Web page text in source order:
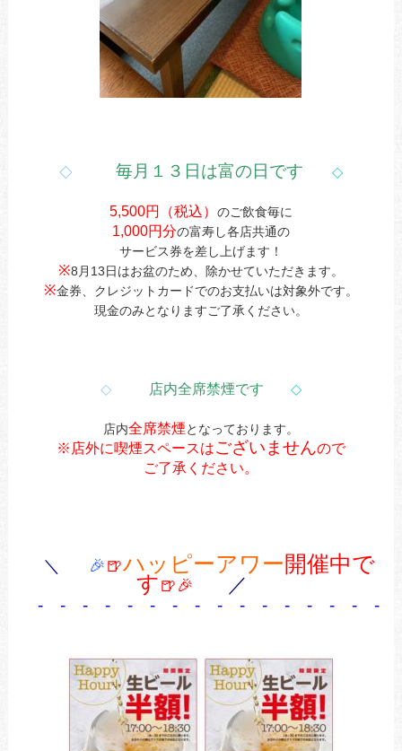
◇ 毎月１３日は富の日です ◇
5,500円（税込） のご飲食毎に
1,000円分の富寿し各店共通の
サービス券を差し上げます！
※8月13日はお盆のため、除かせていただきます。
※金券、クレジットカードでのお支払いは対象外です。
現金のみとなりますご了承ください。
◇ 店内全席禁煙です ◇
店内全席禁煙となっております。
※店外に喫煙スペースはございませんので
ご了承ください。
＼ 🎉🍺ハッピーアワー開催中で
す🍺🎉 ／
- - - - - - - - - - - - - - - -